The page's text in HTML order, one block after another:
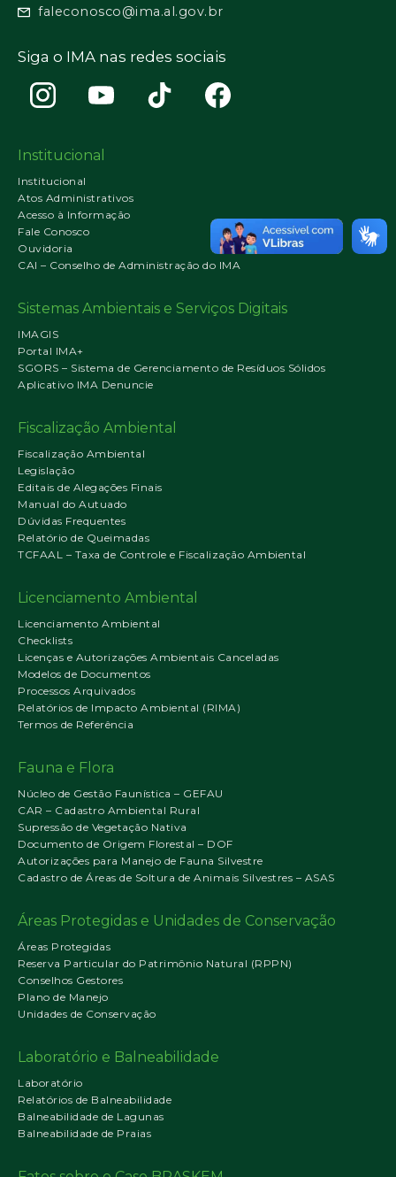
faleconosco@ima.al.gov.br
Siga o IMA nas redes sociais
Institucional
Institucional
Atos Administrativos
Acesso à Informação
Fale Conosco
Ouvidoria
CAI – Conselho de Administração do IMA
Sistemas Ambientais e Serviços Digitais
IMAGIS
Portal IMA+
SGORS – Sistema de Gerenciamento de Resíduos Sólidos
Aplicativo IMA Denuncie
Fiscalização Ambiental
Fiscalização Ambiental
Legislação
Editais de Alegações Finais
Manual do Autuado
Dúvidas Frequentes
Relatório de Queimadas
TCFAAL – Taxa de Controle e Fiscalização Ambiental
Licenciamento Ambiental
Licenciamento Ambiental
Checklists
Licenças e Autorizações Ambientais Canceladas
Modelos de Documentos
Processos Arquivados
Relatórios de Impacto Ambiental (RIMA)
Termos de Referência
Fauna e Flora
Núcleo de Gestão Faunística – GEFAU
CAR – Cadastro Ambiental Rural
Supressão de Vegetação Nativa
Documento de Origem Florestal – DOF
Autorizações para Manejo de Fauna Silvestre
Cadastro de Áreas de Soltura de Animais Silvestres – ASAS
Áreas Protegidas e Unidades de Conservação
Áreas Protegidas
Reserva Particular do Patrimônio Natural (RPPN)
Conselhos Gestores
Plano de Manejo
Unidades de Conservação
Laboratório e Balneabilidade
Laboratório
Relatórios de Balneabilidade
Balneabilidade de Lagunas
Balneabilidade de Praias